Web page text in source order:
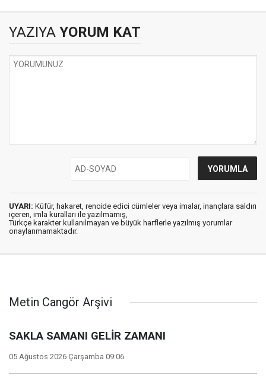
Yenilenmesine
YAZIYA YORUM KAT
UYARI: Küfür, hakaret, rencide edici cümleler veya imalar, inançlara saldırı
içeren, imla kuralları ile yazılmamış,
Türkçe karakter kullanılmayan ve büyük harflerle yazılmış yorumlar
onaylanmamaktadır.
Metin Cangör Arşivi
SAKLA SAMANI GELİR ZAMANI
05 Ağustos 2026 Çarşamba 09:06